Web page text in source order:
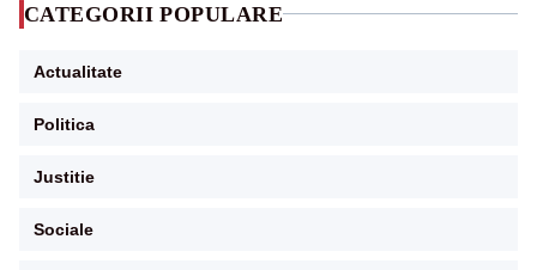
CATEGORII POPULARE
Actualitate
Politica
Justitie
Sociale